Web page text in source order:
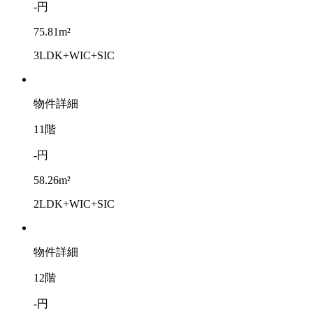
-円
75.81m²
3LDK+WIC+SIC
物件詳細
11階
-円
58.26m²
2LDK+WIC+SIC
物件詳細
12階
-円